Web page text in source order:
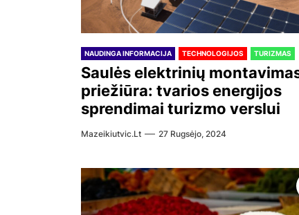
NAUDINGA INFORMACIJA TECHNOLOGIJOS TURIZMAS
Saulės elektrinių
priežiūra: tvarios energijos
sprendimai turizmo verslui
Mazeikiutvic.lt 27 Rugsėjo, 2024